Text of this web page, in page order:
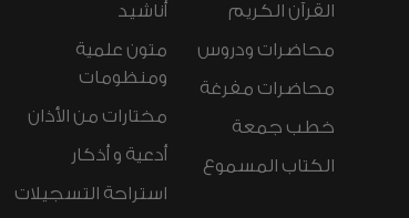
القرآن الكريم
محاضرات ودروس
محاضرات مفرغة
خطب جمعة
الكتاب المسموع
أناشيد
متون علمية
ومنظومات
مختارات من الأذان
أدعية و أذكار
استراحة التسجيلات